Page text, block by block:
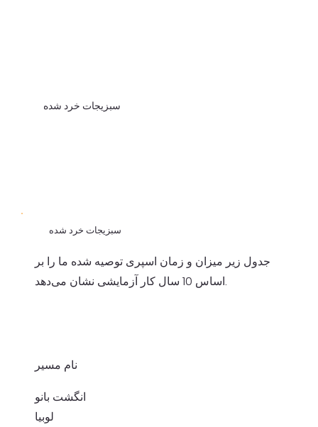
سبزیجات خرد شده
سبزیجات خرد شده
جدول زیر میزان و زمان اسپری توصیه شده ما را بر
اساس 10 سال کار آزمایشی نشان می‌دهد.
نام مسیر
انگشت بانو
لوبیا